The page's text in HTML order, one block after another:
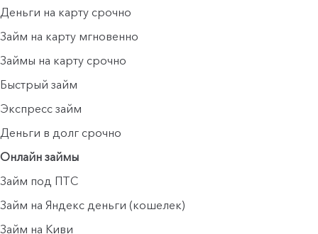
Деньги на карту срочно
Займ на карту мгновенно
Займы на карту срочно
Быстрый займ
Экспресс займ
Деньги в долг срочно
Онлайн займы
Займ под ПТС
Займ на Яндекс деньги (кошелек)
Займ на Киви